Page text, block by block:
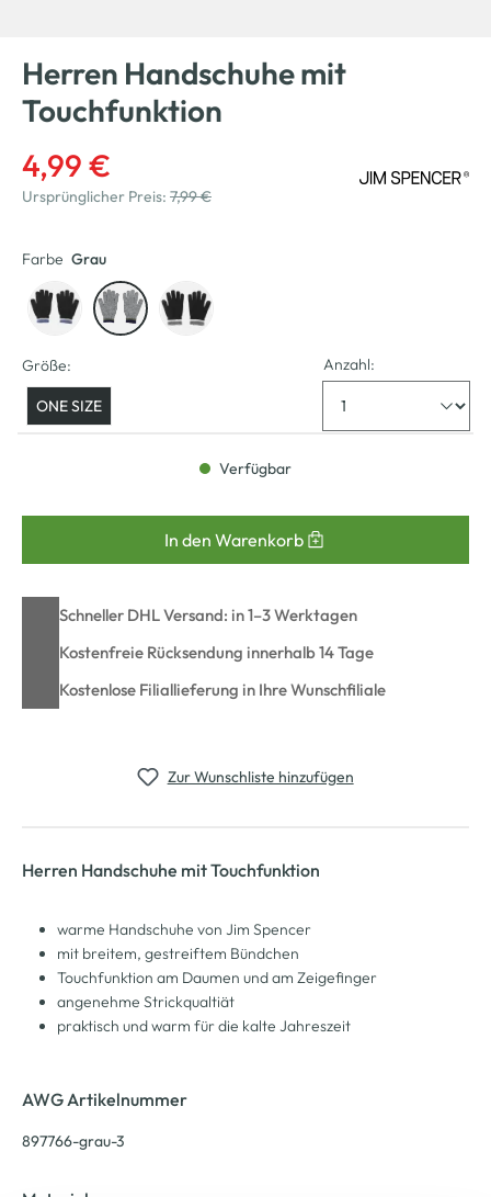
Herren Handschuhe mit
Touchfunktion
4,99 €
Ursprünglicher Preis: 7,99 €
Farbe Grau
Größe:
ONE SIZE
Anzahl:
Verfügbar
In den Warenkorb
Schneller DHL Versand: in 1–3 Werktagen
Kostenfreie Rücksendung innerhalb 14 Tage
Kostenlose Filiallieferung in Ihre Wunschfiliale
Zur Wunschliste hinzufügen
Herren Handschuhe mit Touchfunktion
warme Handschuhe von Jim Spencer
mit breitem, gestreiftem Bündchen
Touchfunktion am Daumen und am Zeigefinger
angenehme Strickqualtiät
praktisch und warm für die kalte Jahreszeit
AWG Artikelnummer
897766-grau-3